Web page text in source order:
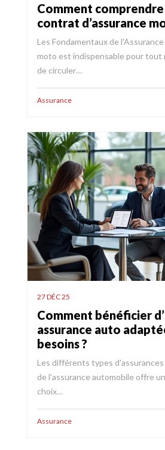
Comment
contrat d’assurance
Les Fondamentaux de
moto est indispensable pour tout
de circuler…
Assurance
27 DÉC 25
Comment bénéficier
assurance auto
besoins ?
Les différents types
de l'assurance automobile offre
choix…
Assurance